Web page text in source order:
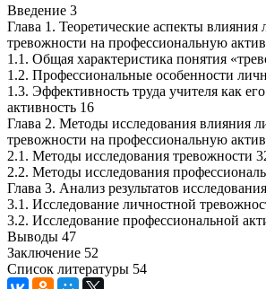
Введение 3
Глава 1. Теоретические аспекты влияния
тревожности на профессиональную
1.1. Общая характеристика понятия
1.2. Профессиональные особенности
1.3. Эффективность труда учителя как
активность 16
Глава 2. Методы исследования влияния
тревожности на профессиональную
2.1. Методы исследования тревожности
2.2. Методы исследования
Глава 3. Анализ результатов
3.1. Исследование личностной
3.2. Исследование профессиональной
Выводы 47
Заключение 52
Список литературы 54